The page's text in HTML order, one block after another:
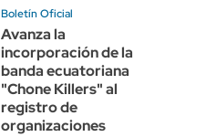
Boletín Oficial
Avanza la
incorporación de la
banda ecuatoriana
"Chone Killers" al
registro de
organizaciones